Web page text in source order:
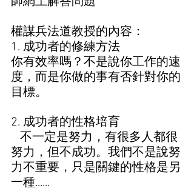
權謀兵法道教授的內容：
1. 成功者的修練方法
你有效率嗎？不是說你工作的速
度，而是你做的事有否針對你的
目標。
2. 成功者的性格培育
不一定是努力，有很多人都很
努力，但不成功。我們不是說努
力不重要，只是關鍵的性格是另
一種......